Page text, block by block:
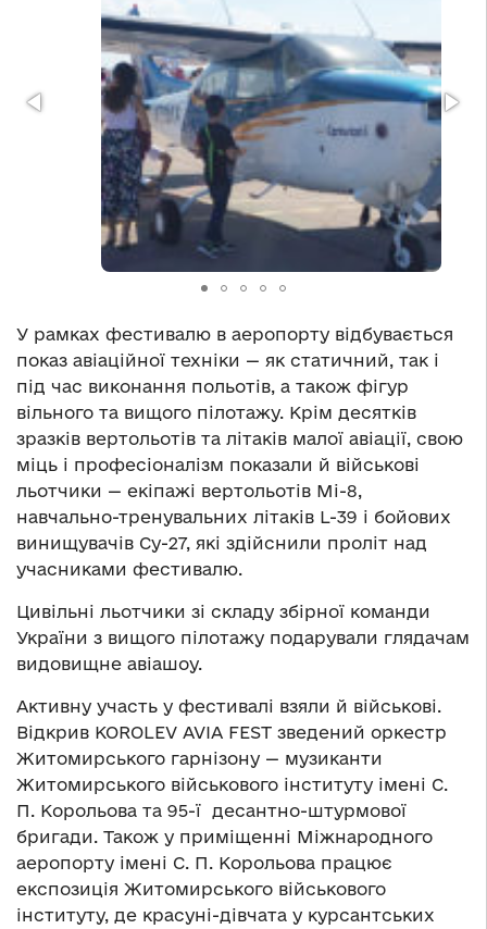
У рамках фестивалю в аеропорту відбувається
показ авіаційної техніки — як статичний, так і
під час виконання польотів, а також фігур
вільного та вищого пілотажу. Крім десятків
зразків вертольотів та літаків малої авіації, свою
міць і професіоналізм показали й військові
льотчики — екіпажі вертольотів Мі-8,
навчально-тренувальних літаків L-39 і бойових
винищувачів Су-27, які здійснили проліт над
учасниками фестивалю.
Цивільні льотчики зі складу збірної команди
України з вищого пілотажу подарували глядачам
видовищне авіашоу.
Активну участь у фестивалі взяли й військові.
Відкрив KOROLEV AVIA FEST зведений оркестр
Житомирського гарнізону — музиканти
Житомирського військового інституту імені С.
П. Корольова та 95-ї десантно-штурмової
бригади. Також у приміщенні Міжнародного
аеропорту імені С. П. Корольова працює
експозиція Житомирського військового
інституту, де красуні-дівчата у курсантських